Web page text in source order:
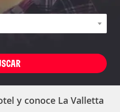
y conoce La Valletta